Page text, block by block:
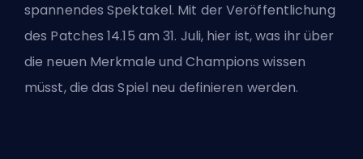
spannendes Spektakel. Mit der Veröffentlichung
des Patches 14.15 am 31. Juli, hier ist, was ihr über
die neuen Merkmale und Champions wissen
müsst, die das Spiel neu definieren werden.